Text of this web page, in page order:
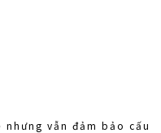
vẫn đảm bảo cấu